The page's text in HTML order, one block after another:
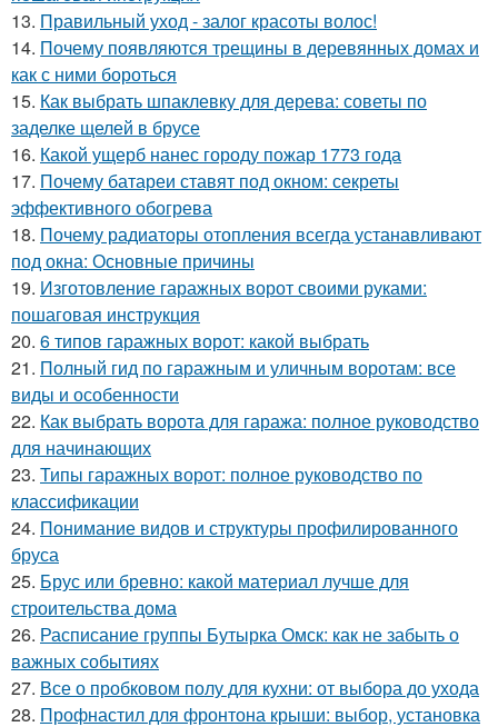
13. Правильный уход - залог красоты волос!
14. Почему появляются трещины в деревянных домах и
как с ними бороться
15. Как выбрать шпаклевку для дерева: советы по
заделке щелей в брусе
16. Какой ущерб нанес городу пожар 1773 года
17. Почему батареи ставят под окном: секреты
эффективного обогрева
18. Почему радиаторы отопления всегда устанавливают
под окна: Основные причины
19. Изготовление гаражных ворот своими руками:
пошаговая инструкция
20. 6 типов гаражных ворот: какой выбрать
21. Полный гид по гаражным и уличным воротам: все
виды и особенности
22. Как выбрать ворота для гаража: полное руководство
для начинающих
23. Типы гаражных ворот: полное руководство по
классификации
24. Понимание видов и структуры профилированного
бруса
25. Брус или бревно: какой материал лучше для
строительства дома
26. Расписание группы Бутырка Омск: как не забыть о
важных событиях
27. Все о пробковом полу для кухни: от выбора до ухода
28. Профнастил для фронтона крыши: выбор, установка